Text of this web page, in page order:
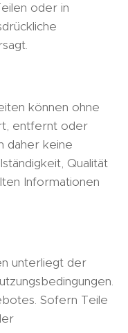
oder in
können ohne
entfernt oder
daher keine
Qualität
Informationen
unterliegt der
Sofern Teile